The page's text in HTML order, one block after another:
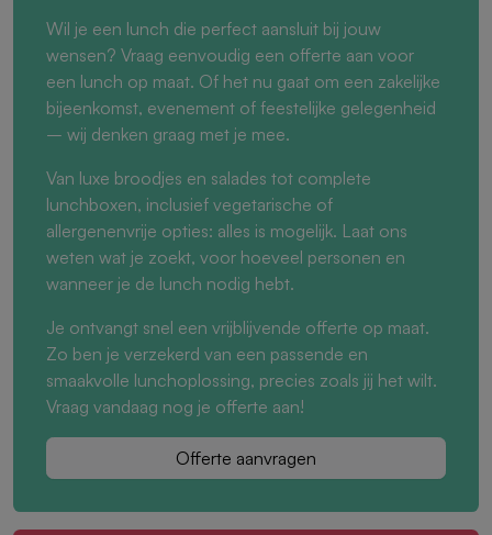
Wil je een lunch die perfect aansluit bij jouw
wensen? Vraag eenvoudig een offerte aan voor
een lunch op maat. Of het nu gaat om een zakelijke
bijeenkomst, evenement of feestelijke gelegenheid
– wij denken graag met je mee.
Van luxe broodjes en salades tot complete
lunchboxen, inclusief vegetarische of
allergenenvrije opties: alles is mogelijk. Laat ons
weten wat je zoekt, voor hoeveel personen en
wanneer je de lunch nodig hebt.
Je ontvangt snel een vrijblijvende offerte op maat.
Zo ben je verzekerd van een passende en
smaakvolle lunchoplossing, precies zoals jij het wilt.
Vraag vandaag nog je offerte aan!
Offerte aanvragen